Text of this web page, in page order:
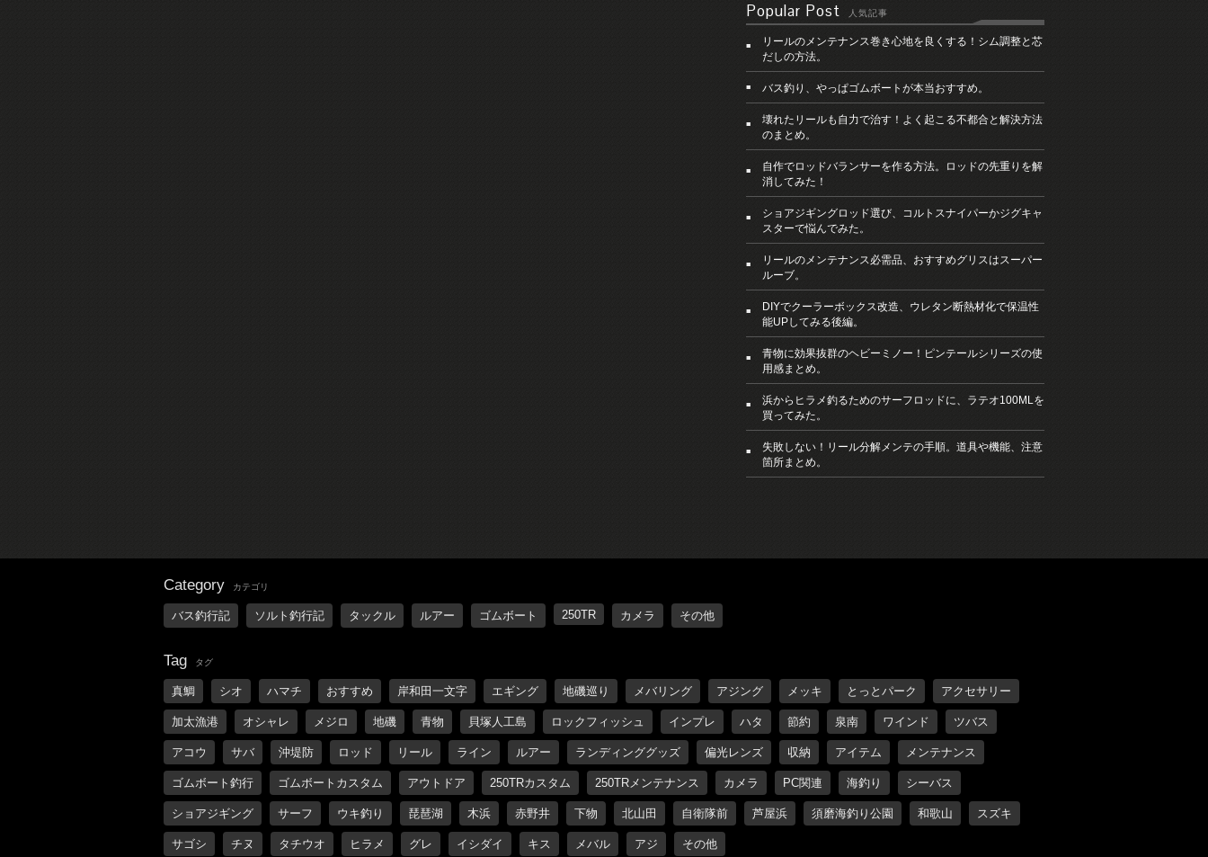
Popular Post 人気記事
リールのメンテナンス巻き心地を良くする！シム調整と芯
だしの方法。
バス釣り、やっぱゴムボートが本当おすすめ。
壊れたリールも自力で治す！よく起こる不都合と解決方法
のまとめ。
自作でロッドバランサーを作る方法。ロッドの先重りを解
消してみた！
ショアジギングロッド選び、コルトスナイパーかジグキャ
スターで悩んでみた。
リールのメンテナンス必需品、おすすめグリスはスーパー
ルーブ。
DIYでクーラーボックス改造、ウレタン断熱材化で保温性
能UPしてみる後編。
青物に効果抜群のヘビーミノー！ピンテールシリーズの使
用感まとめ。
浜からヒラメ釣るためのサーフロッドに、ラテオ100MLを
買ってみた。
失敗しない！リール分解メンテの手順。道具や機能、注意
箇所まとめ。
Category カテゴリ
バス釣行記 ソルト釣行記 タックル ルアー ゴムボート 250TR カメラ その他
Tag タグ
真鯛 シオ ハマチ おすすめ 岸和田一文字 エギング 地磯巡り メバリング アジング メッキ とっとパーク アクセサリー
加太漁港 オシャレ メジロ 地磯 青物 貝塚人工島 ロックフィッシュ インプレ ハタ 節約 泉南 ワインド ツバス
アコウ サバ 沖堤防 ロッド リール ライン ルアー ランディンググッズ 偏光レンズ 収納 アイテム メンテナンス
ゴムボート釣行 ゴムボートカスタム アウトドア 250TRカスタム 250TRメンテナンス カメラ PC関連 海釣り シーバス
ショアジギング サーフ ウキ釣り 琵琶湖 木浜 赤野井 下物 北山田 自衛隊前 芦屋浜 須磨海釣り公園 和歌山 スズキ
サゴシ チヌ タチウオ ヒラメ グレ イシダイ キス メバル アジ その他